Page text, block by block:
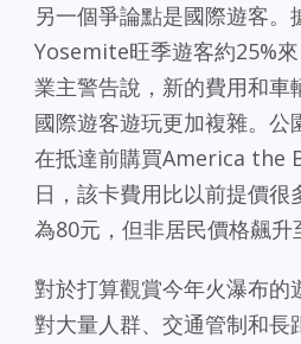
另一個爭論點是國際遊客。
Yosemite旺季遊客約25%
業主警告說，新的費用和車
國際遊客遊玩更加複雜。公
在抵達前購買America the
日，該卡費用比以前提價很
為80元，但非居民價格飆升
對於打算觀賞今年火瀑布的
對大量人群、交通管制和長